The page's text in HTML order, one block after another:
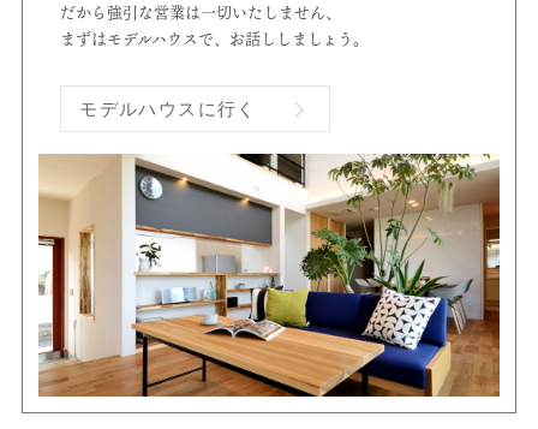
だから強引な営業は一切いたしません、
まずはモデルハウスで、お話ししましょう。
モデルハウスに行く